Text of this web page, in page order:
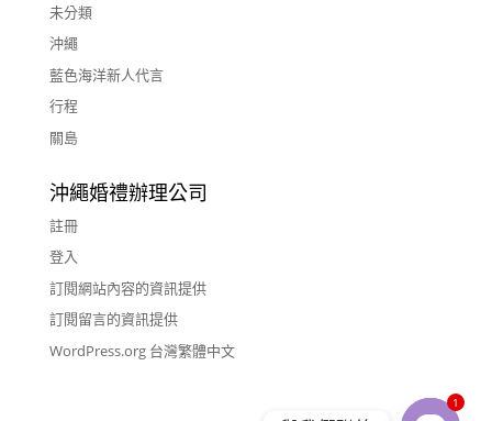
未分類
沖繩
藍色海洋新人代言
行程
關島
沖繩婚禮辦理公司
註冊
登入
訂閱網站內容的資訊提供
訂閱留言的資訊提供
WordPress.org 台灣繁體中文
1